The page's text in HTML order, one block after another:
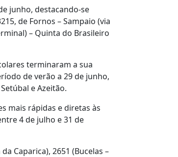
junho, destacando-se
de Fornos – Sampaio (via
– Quinta do Brasileiro
terminaram a sua
de verão a 29 de junho,
e Azeitão.
mais rápidas e diretas às
4 de julho e 31 de
Caparica), 2651 (Bucelas –